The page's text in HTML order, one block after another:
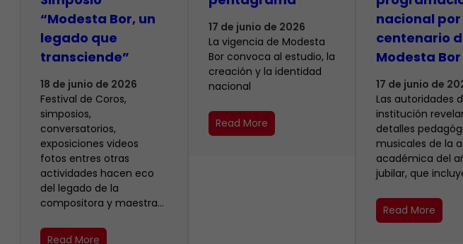
“Modesta Bor, un
legado que
transciende”
18 de junio de 2026
Festival de Coros,
simposios,
conversatorios,
exposiciones videos
fotos entres otras
actividades hacen eco
del legado de la
compositora y maestra…
Read More
17 de junio de 2026
La vigencia de Modesta
Bor convoca al estudio, la
creación y la identidad
nacional
Read More
nacional por
centenario
Modesta Bor
17 de junio de
Las autoridades
institución
detalles
musicales de la
académica del
jubilar, que
Read More